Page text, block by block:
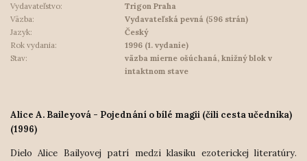
Vydavateľstvo:
Trigon Praha
Väzba:
Vydavateľská pevná (596 strán)
Jazyk:
Český
Rok vydania:
1996 (1. vydanie)
Stav:
väzba mierne ošúchaná, knižný blok v
intaktnom stave
Alice A. Baileyová - Pojednání o bílé magii (čili cesta učedníka)
(1996)
Dielo Alice Bailyovej patrí medzi klasiku ezoterickej literatúry.